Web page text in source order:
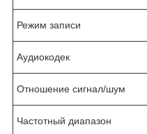
Режим записи
Аудиокодек
Отношение сигнал/шум
Частотный диапазон